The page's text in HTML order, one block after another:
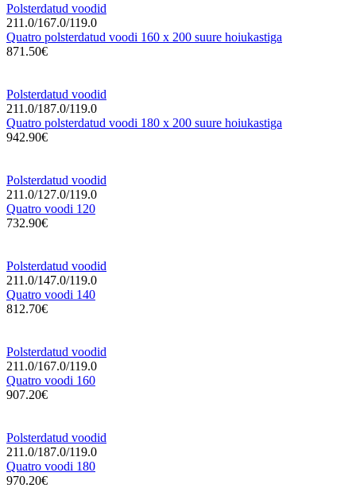
Polsterdatud voodid
211.0/167.0/119.0
Quatro polsterdatud voodi 160 x 200 suure hoiukastiga
871.50€
Polsterdatud voodid
211.0/187.0/119.0
Quatro polsterdatud voodi 180 x 200 suure hoiukastiga
942.90€
Polsterdatud voodid
211.0/127.0/119.0
Quatro voodi 120
732.90€
Polsterdatud voodid
211.0/147.0/119.0
Quatro voodi 140
812.70€
Polsterdatud voodid
211.0/167.0/119.0
Quatro voodi 160
907.20€
Polsterdatud voodid
211.0/187.0/119.0
Quatro voodi 180
970.20€